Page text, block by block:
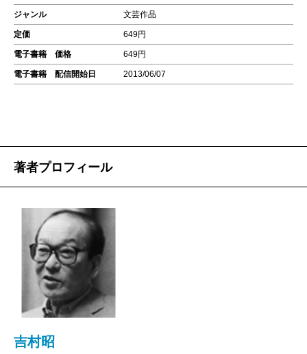
ジャンル 文芸作品
定価 649円
電子書籍 価格 649円
電子書籍 配信開始日 2013/06/07
著者プロフィール
吉村昭